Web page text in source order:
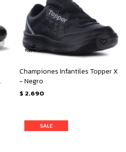
Championes Infantiles Topper X
- Negro
$ 2.690